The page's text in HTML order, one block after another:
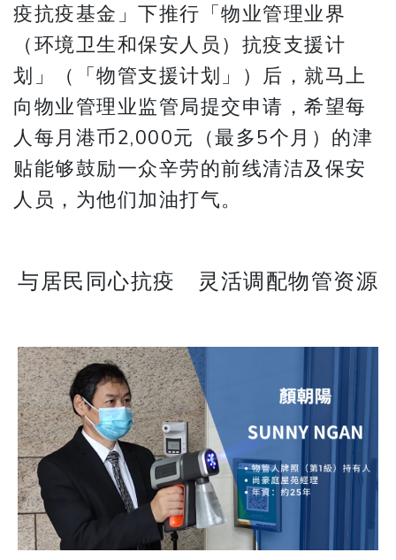
疫抗疫基金」下推行「物业管理业界
（环境卫生和保安人员）抗疫支援计
划」（「物管支援计划」）后，就马上
向物业管理业监管局提交申请，希望每
人每月港币2,000元（最多5个月）的津
贴能够鼓励一众辛劳的前线清洁及保安
人员，为他们加油打气。
与居民同心抗疫 灵活调配物管资源